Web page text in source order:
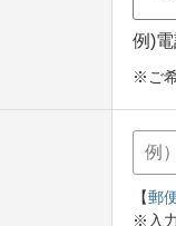
例)
※ご
【郵
※入